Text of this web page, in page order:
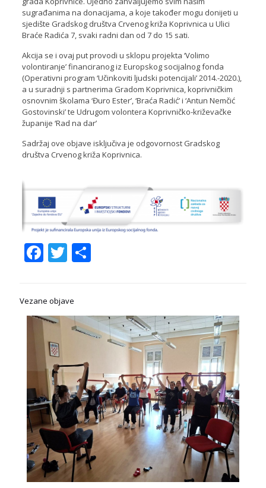
sugrađanima na donacijama, a koje također mogu donijeti u
sjedište Gradskog društva Crvenog križa Koprivnica u Ulici
Braće Radića 7, svaki radni dan od 7 do 15 sati.
Akcija se i ovaj put provodi u sklopu projekta ‘Volimo
volontiranje’ financiranog iz Europskog socijalnog fonda
(Operativni program ‘Učinkoviti ljudski potencijali’ 2014.-2020.),
a u suradnji s partnerima Gradom Koprivnica, koprivničkim
osnovnim školama ‘Đuro Ester’, ‘Braća Radić’ i ‘Antun Nemčić
Gostovinski’ te Udrugom volontera Koprivničko-križevačke
županije ‘Rad na dar’
Sadržaj ove objave isključiva je odgovornost Gradskog
društva Crvenog križa Koprivnica.
Facebook
Twitter
Share
Vezane objave